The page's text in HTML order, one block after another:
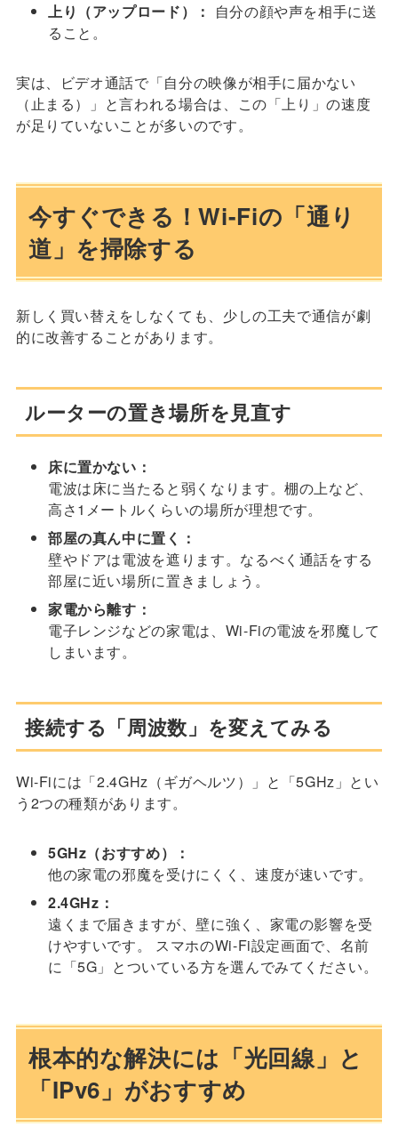
上り（アップロード）：
自分の顔や声を相手に送
ること。
実は、ビデオ通話で「自分の映像が相手に届かない
（止まる）」と言われる場合は、この「上り」の速度
が足りていないことが多いのです。
今すぐできる！Wi-Fiの「通り
道」を掃除する
新しく買い替えをしなくても、少しの工夫で通信が劇
的に改善することがあります。
ルーターの置き場所を見直す
床に置かない：
電波は床に当たると弱くなります。棚の上など、
高さ1メートルくらいの場所が理想です。
部屋の真ん中に置く：
壁やドアは電波を遮ります。なるべく通話をする
部屋に近い場所に置きましょう。
家電から離す：
電子レンジなどの家電は、Wi-Fiの電波を邪魔して
しまいます。
接続する「周波数」を変えてみる
Wi-Fiには「2.4GHz（ギガヘルツ）」と「5GHz」とい
う2つの種類があります。
5GHz（おすすめ）：
他の家電の邪魔を受けにくく、速度が速いです。
2.4GHz：
遠くまで届きますが、壁に強く、家電の影響を受
けやすいです。 スマホのWi-Fi設定画面で、名前
に「5G」とついている方を選んでみてください。
根本的な解決には「光回線」と
「IPv6」がおすすめ